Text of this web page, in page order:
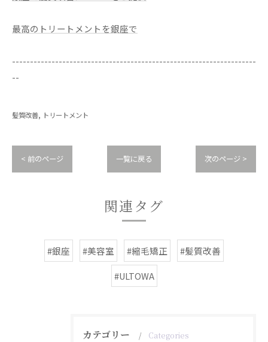
最高のトリートメントを銀座で
--------------------------------------------------------------------
--
髪質改善 トリートメント
< 前のページ 一覧に戻る 次のページ >
関連タグ
#銀座 #美容室 #縮毛矯正
#髪質改善
#ULTOWA
カテゴリー Categories